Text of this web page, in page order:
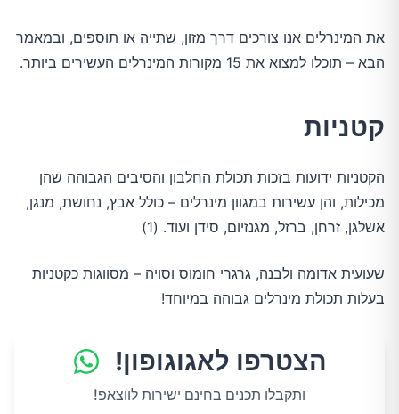
את המינרלים אנו צורכים דרך מזון, שתייה או תוספים, ובמאמר
הבא – תוכלו למצוא את 15 מקורות המינרלים העשירים ביותר.
קטניות
הקטניות ידועות בזכות תכולת החלבון והסיבים הגבוהה שהן
מכילות, והן עשירות במגוון מינרלים – כולל אבץ, נחושת, מנגן,
אשלגן, זרחן, ברזל, מגנזיום, סידן ועוד. (1)
שעועית אדומה ולבנה, גרגרי חומוס וסויה – מסווגות כקטניות
בעלות תכולת מינרלים גבוהה במיוחד!
הצטרפו לאגוגופון!
ותקבלו תכנים בחינם ישירות לווצאפ!